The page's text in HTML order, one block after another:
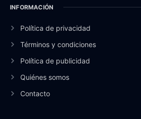
INFORMACIÓN
Política de privacidad
Términos y condiciones
Política de publicidad
Quiénes somos
Contacto